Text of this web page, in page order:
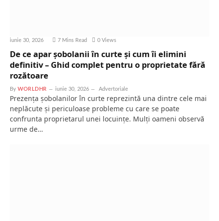
iunie 30, 2026 7 Mins Read 0 Views
De ce apar șobolanii în curte și cum îi elimini
definitiv – Ghid complet pentru o proprietate fără
rozătoare
By WORLDHR iunie 30, 2026 Advertoriale
Prezența șobolanilor în curte reprezintă una dintre cele mai
neplăcute și periculoase probleme cu care se poate
confrunta proprietarul unei locuințe. Mulți oameni observă
urme de…